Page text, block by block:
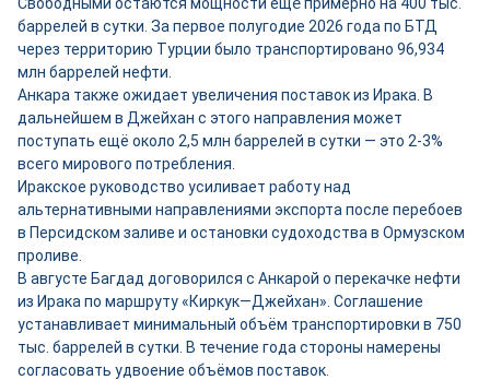
баррелей в сутки. За первое полугодие 2026 года по БТД
через территорию Турции было транспортировано 96,934
млн баррелей нефти.
Анкара также ожидает увеличения поставок из Ирака. В
дальнейшем в Джейхан с этого направления может
поступать ещё около 2,5 млн баррелей в сутки — это 2-3%
всего мирового потребления.
Иракское руководство усиливает работу над
альтернативными направлениями экспорта после перебоев
в Персидском заливе и остановки судоходства в Ормузском
проливе.
В августе Багдад договорился с Анкарой о перекачке нефти
из Ирака по маршруту «Киркук—Джейхан». Соглашение
устанавливает минимальный объём транспортировки в 750
тыс. баррелей в сутки. В течение года стороны намерены
согласовать удвоение объёмов поставок.